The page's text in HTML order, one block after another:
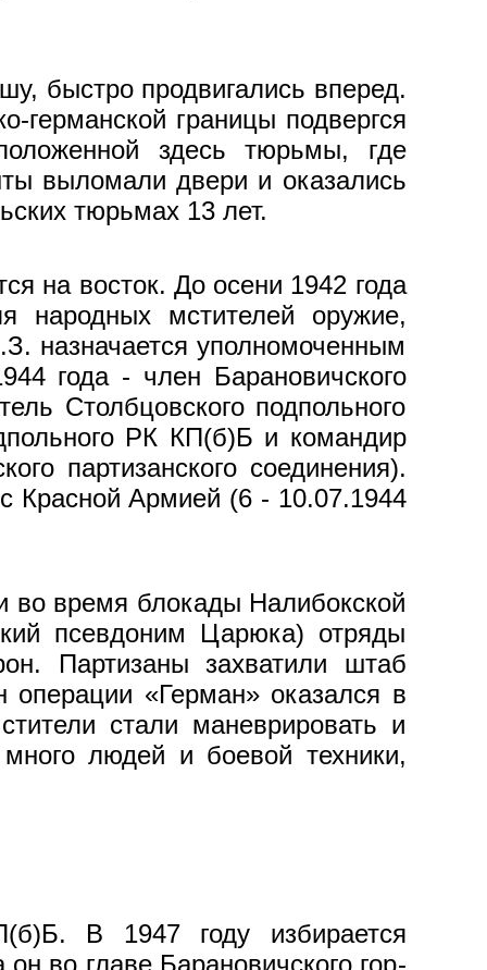
быстро продвигались вперед.
германской границы подвергся
здесь тюрьмы, где
выломали двери и оказались
тюрьмах 13 лет.
на восток. До осени 1942 года
народных мстителей ору­жие,
назначается уполномоченным
года - член Барановичского
Столбцовского подпольного
РК КП(б)Б и ко­мандир
партизанского соединения).
Красной Армией (6 - 10.07.1944
во время блокады Налибокской
псевдоним Царюка) отряды
Партизаны захватили штаб
операции «Герман» ока­зался в
стали маневрировать и
людей и боевой техники,
В 1947 году избирается
во главе Барановичского гор­